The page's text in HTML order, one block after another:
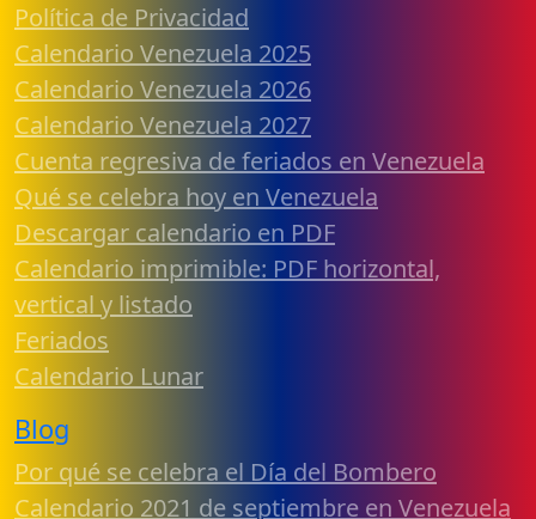
Política de Privacidad
Calendario Venezuela 2025
Calendario Venezuela 2026
Calendario Venezuela 2027
Cuenta regresiva de feriados en Venezuela
Qué se celebra hoy en Venezuela
Descargar calendario en PDF
Calendario imprimible: PDF horizontal,
vertical y listado
Feriados
Calendario Lunar
Blog
Por qué se celebra el Día del Bombero
Calendario 2021 de septiembre en Venezuela